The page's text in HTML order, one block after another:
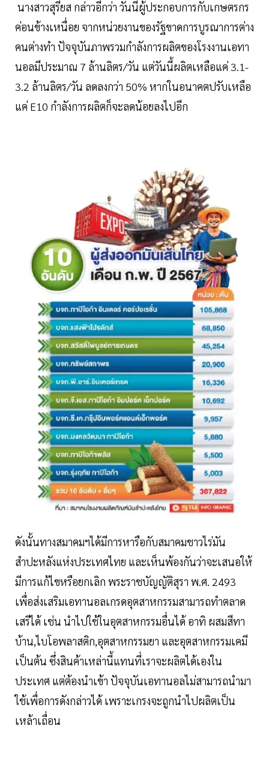
นางสาวสุรียส กล่าวอีกว่า วันนี้ผู้ประกอบการกับเกษตรกร
ค่อนข้างเหนื่อย จากหน่วยงานของรัฐขาดการบูรณาการต่าง
คนต่างทำ ปัจจุบันภาพรวมกำลังการผลิตของโรงงานเอทา
นอลมีประมาณ 7 ล้านลิตร/วัน แต่วันนี้ผลิตเหลือแค่ 3.1-
3.2 ล้านลิตร/วัน ลดลงกว่า 50% หากในอนาคตปรับเหลือ
แค่ E10 กำลังการผลิตก็จะลดน้อยลงไปอีก
ดังนั้นทางสมาคมฯได้มีการหารือกับสมาคมชาวไร่มัน
สำปะหลังแห่งประเทศไทย และเห็นพ้องกันว่าจะเสนอให้
มีการแก้ไขหรือยกเลิก พระราชบัญญัติสุรา พ.ศ. 2493
เพื่อส่งเสริมเอทานอลเกรดอุตสาหกรรมสามารถทำตลาด
เสรีได้ เช่น นำไปใช้ในอุตสาหกรรมอื่นได้ อาทิ ผสมสีทา
บ้าน,ไบโอพลาสติก,อุตสาหกรรมยา และอุตสาหกรรมเคมี
เป็นต้น ซึ่งสินค้าเหล่านี้แทนที่เราจะผลิตได้เองใน
ประเทศ แต่ต้องนำเข้า ปัจจุบันเอทานอลไม่สามารถนำมา
ใช้เพื่อการดังกล่าวได้ เพราะเกรงจะถูกนำไปผลิตเป็น
เหล้าเถื่อน